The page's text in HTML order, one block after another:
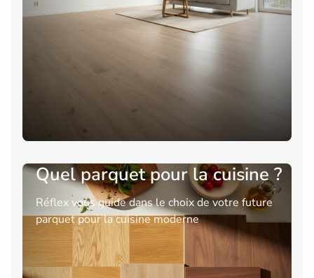
Quel parquet pour la cuisine ?
Réflex vous guide dans le choix de votre future
parquet pour la cuisine moderne